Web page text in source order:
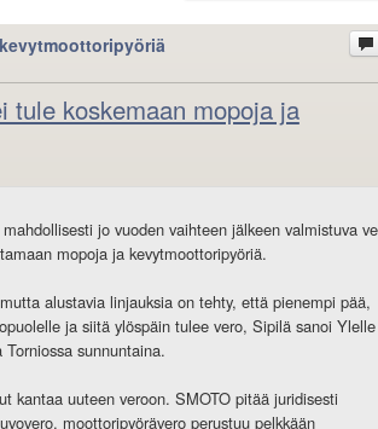
tule koskemaan mopoja ja
jo vuoden vaihteen jälkeen valmistuva
mopoja ja kevytmoottoripyöriä.
alustavia linjauksia on tehty, että pienempi pää,
ja siitä ylöspäin tulee vero, Sipilä sanoi Ylelle
sunnuntaina.
kantaa uuteen veroon. SMOTO pitää juridisesti
moottoripyörävero perustuu pelkkään